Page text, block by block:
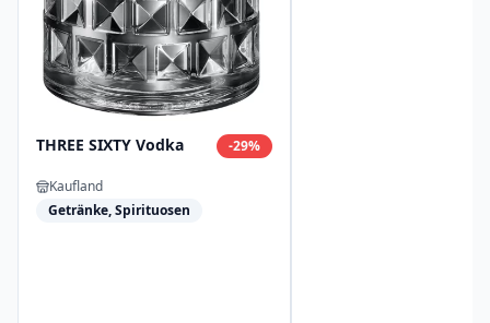
THREE SIXTY Vodka -29%
Kaufland
Getränke, Spirituosen